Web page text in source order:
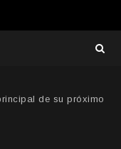
de su próximo